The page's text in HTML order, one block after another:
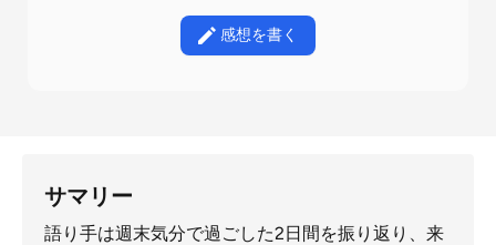
感想を書く
サマリー
語り手は週末気分で過ごした2日間を振り返り、来